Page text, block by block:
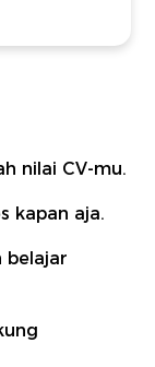
nilai CV-mu.
kapan aja.
belajar